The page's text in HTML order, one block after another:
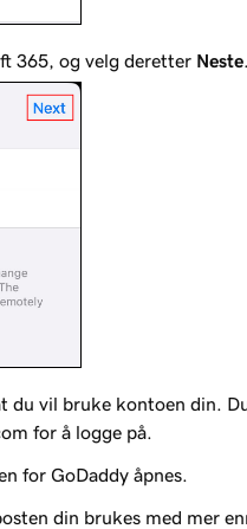
365, og velg deretter Neste
du vil bruke kontoen din.
for å logge på.
for GoDaddy åpnes.
din brukes med mer